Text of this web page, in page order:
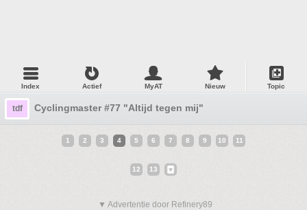
Index Actief MyAT Nieuw Topic
tdf Cyclingmaster #77 "Altijd tegen mij"
1 2 3 4 5 6 7 8 9 10 11
12 13
▼ Advertentie door Refinery89